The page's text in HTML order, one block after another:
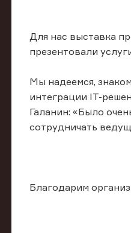
Для нас выставка
презентовали
Мы надеемся,
интеграции IT-
Галанин: «Было
сотрудничать
Благодарим